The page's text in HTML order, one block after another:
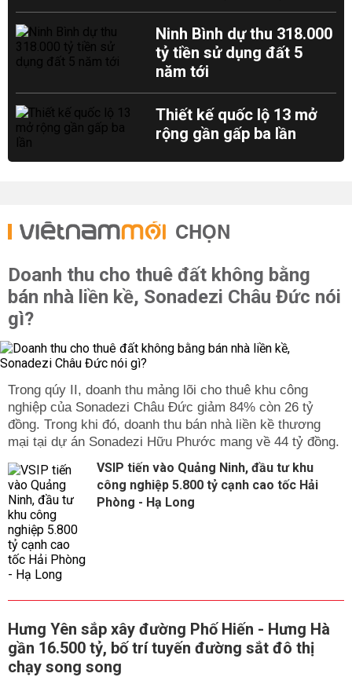
Ninh Bình dự thu 318.000
tỷ tiền sử dụng đất 5
năm tới
Thiết kế quốc lộ 13 mở
rộng gần gấp ba lần
CHỌN
Doanh thu cho thuê đất không bằng
bán nhà liền kề, Sonadezi Châu Đức nói
gì?
Trong qúy II, doanh thu mảng lõi cho thuê khu công
nghiệp của Sonadezi Châu Đức giảm 84% còn 26 tỷ
đồng. Trong khi đó, doanh thu bán nhà liền kề thương
mại tại dự án Sonadezi Hữu Phước mang về 44 tỷ đồng.
VSIP tiến vào Quảng Ninh, đầu tư khu
công nghiệp 5.800 tỷ cạnh cao tốc Hải
Phòng - Hạ Long
Hưng Yên sắp xây đường Phố Hiến - Hưng Hà
gần 16.500 tỷ, bố trí tuyến đường sắt đô thị
chạy song song